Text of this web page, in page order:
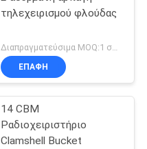
τηλεχειρισμού φλούδας
Διαπραγματεύσιμα MOQ:1 σύνολο
ΕΠΑΦΉ
14 CBM
Ραδιοχειριστήριο
Clamshell Bucket